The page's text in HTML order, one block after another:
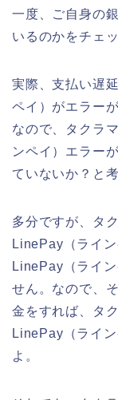
一度、ご自身の
いるのかをチェ
実際、支払い遅
ペイ）がエラー
なので、タクラ
ンペイ）エラー
ていないか？と
多分ですが、タ
LinePay（ライ
LinePay（ライ
せん。なので、
金をすれば、タ
LinePay（ライ
よ。